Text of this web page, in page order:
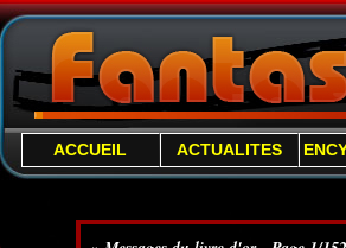
ACCUEIL ACTUALITES